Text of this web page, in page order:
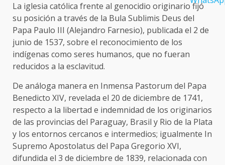
La iglesia católica frente al genocidio originario fijó
su posición a través de la Bula Sublimis Deus del
Papa Paulo III (Alejandro Farnesio), publicada el 2 de
junio de 1537, sobre el reconocimiento de los
indígenas como seres humanos, que no fueran
reducidos a la esclavitud.
De análoga manera en Inmensa Pastorum del Papa
Benedicto XIV, revelada el 20 de diciembre de 1741,
respecto a la libertad e indemnidad de los originarios
de las provincias del Paraguay, Brasil y Rio de la Plata
y los entornos cercanos e intermedios; igualmente In
Supremo Apostolatus del Papa Gregorio XVI,
difundida el 3 de diciembre de 1839, relacionada con